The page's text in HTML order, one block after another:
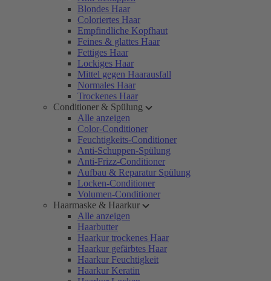
Blondes Haar
Coloriertes Haar
Empfindliche Kopfhaut
Feines & glattes Haar
Fettiges Haar
Lockiges Haar
Mittel gegen Haarausfall
Normales Haar
Trockenes Haar
Conditioner & Spülung
Alle anzeigen
Color-Conditioner
Feuchtigkeits-Conditioner
Anti-Schuppen-Spülung
Anti-Frizz-Conditioner
Aufbau & Reparatur Spülung
Locken-Conditioner
Volumen-Conditioner
Haarmaske & Haarkur
Alle anzeigen
Haarbutter
Haarkur trockenes Haar
Haarkur gefärbtes Haar
Haarkur Feuchtigkeit
Haarkur Keratin